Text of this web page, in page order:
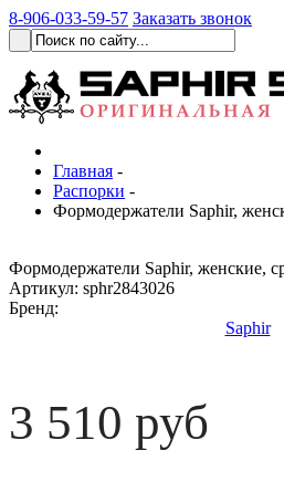
8-906-033-59-57 Заказать звонок
Главная -
Распорки -
Формодержатели Saphir,
Формодержатели Saphir, женские,
Артикул: sphr2843026
Бренд:
Saphir
3 510 руб